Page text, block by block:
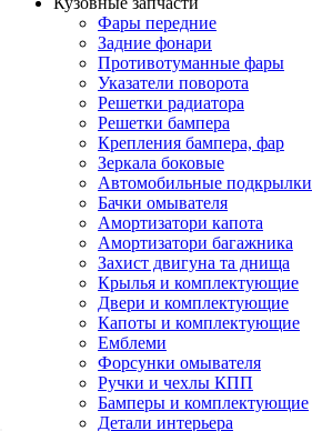
Фары передние
Задние фонари
Противотуманные фары
Указатели поворота
Решетки радиатора
Решетки бампера
Крепления бампера, фар
Зеркала боковые
Автомобильные подкрылки
Бачки омывателя
Амортизатори капота
Амортизатори багажника
Захист двигуна та днища
Крылья и комплектующие
Двери и комплектующие
Капоты и комплектующие
Емблеми
Форсунки омывателя
Ручки и чехлы КПП
Бамперы и комплектующие
Детали интерьера